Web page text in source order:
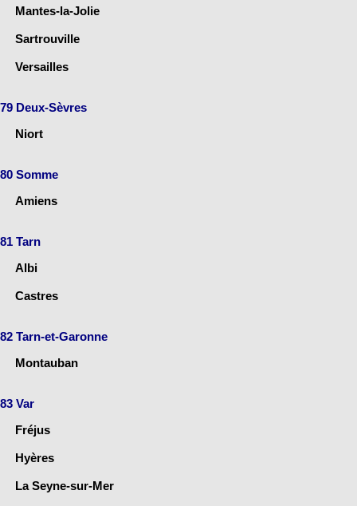
Mantes-la-Jolie
Sartrouville
Versailles
79 Deux-Sèvres
Niort
80 Somme
Amiens
81 Tarn
Albi
Castres
82 Tarn-et-Garonne
Montauban
83 Var
Fréjus
Hyères
La Seyne-sur-Mer